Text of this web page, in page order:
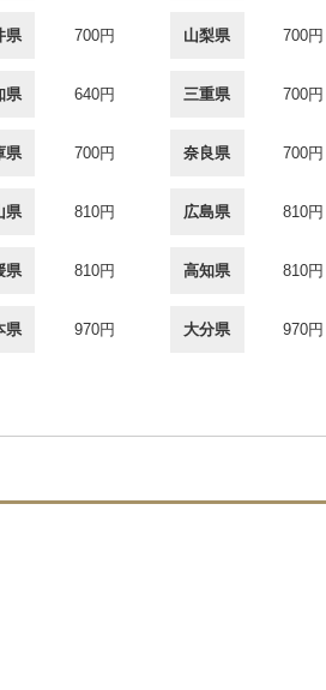
県 700円 山梨県 700円
県 640円 三重県 700円
県 700円 奈良県 700円
県 810円 広島県 810円
県 810円 高知県 810円
県 970円 大分県 970円